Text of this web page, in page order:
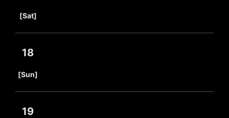
[Sat]
18
[Sun]
19